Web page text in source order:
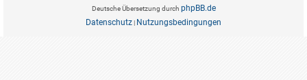
Deutsche Übersetzung durch phpBB.de
Datenschutz | Nutzungsbedingungen